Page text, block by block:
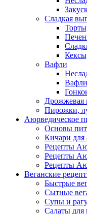
Сладкая
Вафли
Вафли
Дрожжевая
Пирожки,
Аюрведическое
Основы
Кичари для
Рецепты
Рецепты
Рецепты
Веганские
Быстрые
Сытные
Супы и
Салаты для